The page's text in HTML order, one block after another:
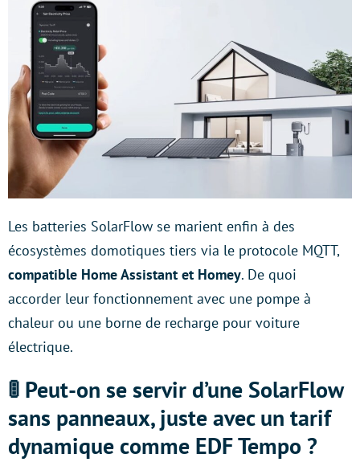
Les batteries SolarFlow se marient enfin à des
écosystèmes domotiques tiers via le protocole MQTT,
compatible Home Assistant et Homey. De quoi
accorder leur fonctionnement avec une pompe à
chaleur ou une borne de recharge pour voiture
électrique.
🚦 Peut-on se servir d’une SolarFlow
sans panneaux, juste avec un tarif
dynamique comme EDF Tempo ?